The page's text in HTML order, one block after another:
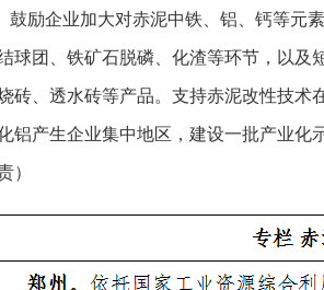
鼓励企业加大对赤泥中铁、铝、钙等元
球团、铁矿石脱磷、化渣等环节，以
砖、透水砖等产品。支持赤泥改性技
铝产生企业集中地区，建设一批产业
）